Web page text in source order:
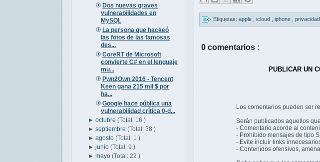
Dos nuevas graves
vulnerabilidades en
MySQL
La persona que hackeó
las fotos de las famosas
des...
CoreRT de Microsoft
convierte C# en el lenguaje
mu...
Pwn2Own 2016 - Tencent
Keen gana 215 mil $ por
ha...
Google hace pública una
vulnerabilidad crítica 0-d...
►octubre(Total: 16 )
►septiembre(Total: 38 )
►agosto(Total: 1 )
►junio(Total: 9 )
►mayo(Total: 22 )
Etiquetas: apple icloud iphone privacidad
0 comentarios :
PUBLICAR UN
Los comentarios pueden ser
Serán publicados aquellos
- Comentario acorde al
- Prohibido mensajes de tipo
- Evite incluir links
- Contenidos ofensivos,